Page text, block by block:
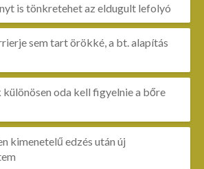
is tönkretehet az eldugult lefolyó
sem tart örökké, a bt. alapítás
oda kell figyelnie a bőre
kimenetelű edzés után új